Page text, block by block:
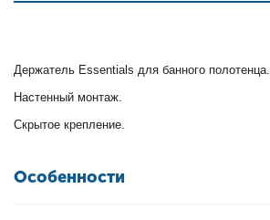
Держатель Essentials для банного полотенца.
Настенный монтаж.
Скрытое крепление.
Особенности